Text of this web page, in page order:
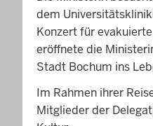
dem
Konzert für
eröffnete die
Stadt Bochum ins
Im Rahmen ihrer
Mitglieder der